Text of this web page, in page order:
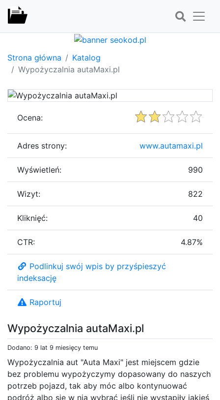
Strona główna
Katalog
Wypożyczalnia autaMaxi.pl
Wypożyczalnia autaMaxi.pl
Dodano: 9 lat 9 miesięcy temu
Wypożyczalnia aut "Auta Maxi" jest miejscem gdzie
bez problemu wypożyczymy dopasowany do naszych
potrzeb pojazd, tak aby móc albo kontynuować
podróż albo się w nią wybrać jeśli nie wystąpiły jakieś
Ocena:
Adres strony: www.autamaxi.pl
Wyświetleń: 990
Wizyt: 822
Kliknięć: 40
CTR: 4.87%
Podlinkuj swój wpis by przyśpieszyć
indeksację
Raportuj